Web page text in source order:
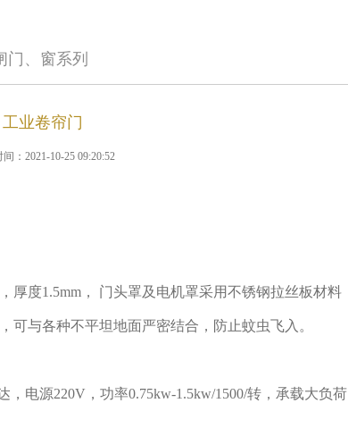
门、窗系列
工业卷帘门
：2021-10-25 09:20:52
度1.5mm， 门头罩及电机罩采用不锈钢拉丝板材料
可与各种不平坦地面严密结合，防止蚊虫飞入。
电源220V，功率0.75kw-1.5kw/1500/转，承载大负荷